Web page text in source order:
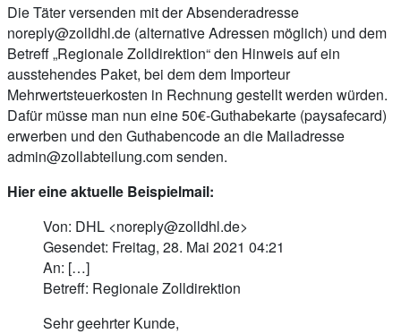
Die Täter versenden mit der Absenderadresse
noreply@zolldhl.de (alternative Adressen möglich) und dem
Betreff „Regionale Zolldirektion“ den Hinweis auf ein
ausstehendes Paket, bei dem dem Importeur
Mehrwertsteuerkosten in Rechnung gestellt werden würden.
Dafür müsse man nun eine 50€-Guthabekarte (paysafecard)
erwerben und den Guthabencode an die Mailadresse
admin@zollabteilung.comsenden.
Hier eine aktuelle Beispielmail:
Von: DHL <noreply@zolldhl.de>
Gesendet: Freitag, 28. Mai 2021 04:21
An: […]
Betreff: Regionale Zolldirektion
Sehr geehrter Kunde,